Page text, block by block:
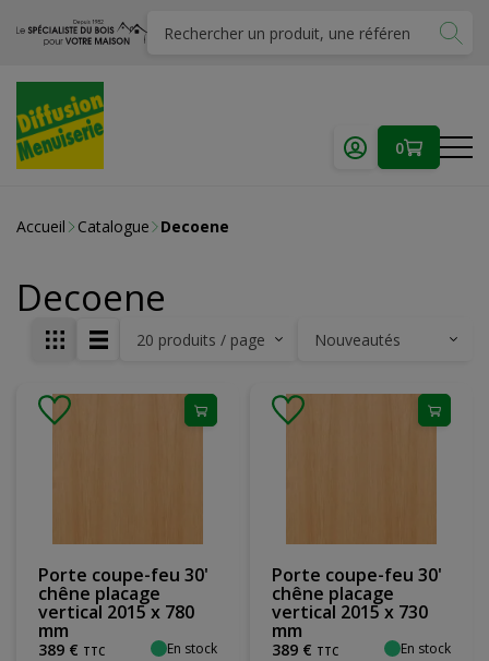
0
Accueil Catalogue Decoene
Decoene
Porte coupe-feu 30'
chêne placage
vertical 2015 x 780
mm
389 € TTC En stock
Porte coupe-feu 30'
chêne placage
vertical 2015 x 730
mm
389 € TTC En stock